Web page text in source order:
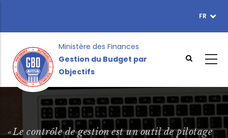
contenu
FR
Ministère des Finances
Gestion du Budget par
Objectifs
«Le contrôle de gestion est un outil de pilotage